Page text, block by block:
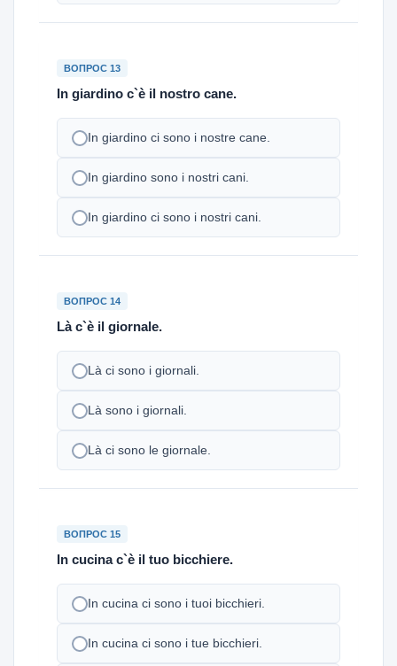
ВОПРОС 13
In giardino c`è il nostro cane.
In giardino ci sono i nostre cane.
In giardino sono i nostri cani.
In giardino ci sono i nostri cani.
ВОПРОС 14
Là c`è il giornale.
Là ci sono i giornali.
Là sono i giornali.
Là ci sono le giornale.
ВОПРОС 15
In cucina c`è il tuo bicchiere.
In cucina ci sono i tuoi bicchieri.
In cucina ci sono i tue bicchieri.